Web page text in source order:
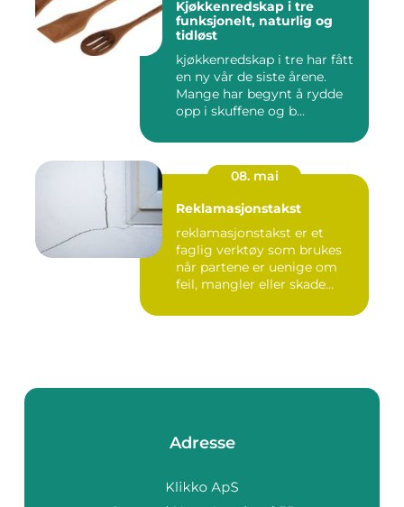
Kjøkkenredskap i tre
funksjonelt, naturlig og
tidløst
kjøkkenredskap i tre har fått
en ny vår de siste årene.
Mange har begynt å rydde
opp i skuffene og b...
08. mai
Reklamasjonstakst
reklamasjonstakst er et
faglig verktøy som brukes
når partene er uenige om
feil, mangler eller skade...
Adresse